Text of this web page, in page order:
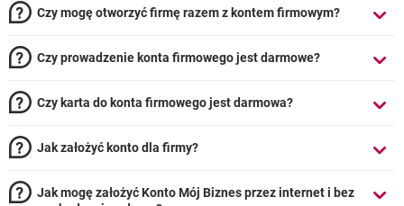
Czy mogę otworzyć firmę razem z kontem firmowym?
Czy prowadzenie konta firmowego jest darmowe?
Czy karta do konta firmowego jest darmowa?
Jak założyć konto dla firmy?
Jak mogę założyć Konto Mój Biznes przez internet i bez